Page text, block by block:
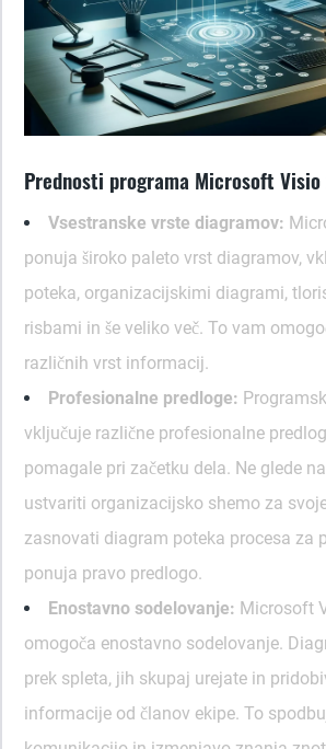
Prednosti programa Microsoft Visio
Vsestranske vrste diagramov:
ponuja široko paleto vrst diagramov,
poteka, organizacijskimi diagrami,
risbami in še veliko več. To vam
različnih vrst informacij.
Profesionalne predloge:
vključuje različne profesionalne
pomagale pri začetku dela. Ne glede
ustvariti organizacijsko shemo za
zasnovati diagram poteka procesa za
ponuja pravo predlogo.
Enostavno sodelovanje: Microsoft
omogoča enostavno sodelovanje.
prek spleta, jih skupaj urejate in
informacije od članov ekipe. To